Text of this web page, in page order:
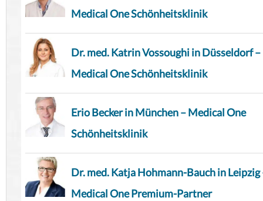
Medical One Schönheitsklinik
Dr. med. Katrin Vossoughi in Düsseldorf –
Medical One Schönheitsklinik
Erio Becker in München – Medical One
Schönheitsklinik
Dr. med. Katja Hohmann-Bauch in Leipzig
Medical One Premium-Partner